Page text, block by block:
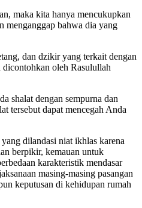
maka kita hanya mencukupkan
menganggap bahwa dia yang
dan dzikir yang terkait dengan
oleh Rasulullah
shalat dengan sempurna dan
tersebut dapat mencegah Anda
dilandasi niat ikhlas karena
berpikir, kemauan untuk
karakteristik mendasar
masing-masing pasangan
keputusan di kehidupan rumah